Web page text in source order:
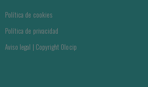
Política de cookies
Política de privacidad
Aviso legal | Copyright Olocip